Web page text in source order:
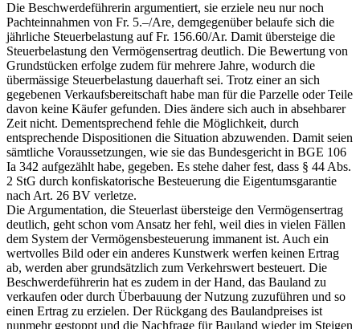
Die Beschwerdeführerin argumentiert, sie erziele neu nur noch
Pachteinnahmen von Fr. 5.–/Are, demgegenüber belaufe sich die
jährliche Steuerbelastung auf Fr. 156.60/Ar. Damit übersteige die
Steuerbelastung den Vermögensertrag deutlich. Die Bewertung von
Grundstücken erfolge zudem für mehrere Jahre, wodurch die
übermässige Steuerbelastung dauerhaft sei. Trotz einer an sich
gegebenen Verkaufsbereitschaft habe man für die Parzelle oder Teile
davon keine Käufer gefunden. Dies ändere sich auch in absehbarer
Zeit nicht. Dementsprechend fehle die Möglichkeit, durch
entsprechende Dispositionen die Situation abzuwenden. Damit seien
sämtliche Voraussetzungen, wie sie das Bundesgericht in BGE 106
Ia 342 aufgezählt habe, gegeben. Es stehe daher fest, dass § 44 Abs.
2 StG durch konfiskatorische Besteuerung die Eigentumsgarantie
nach Art. 26 BV verletze.
Die Argumentation, die Steuerlast übersteige den Vermögensertrag
deutlich, geht schon vom Ansatz her fehl, weil dies in vielen Fällen
dem System der Vermögensbesteuerung immanent ist. Auch ein
wertvolles Bild oder ein anderes Kunstwerk werfen keinen Ertrag
ab, werden aber grundsätzlich zum Verkehrswert besteuert. Die
Beschwerdeführerin hat es zudem in der Hand, das Bauland zu
verkaufen oder durch Überbauung der Nutzung zuzuführen und so
einen Ertrag zu erzielen. Der Rückgang des Baulandpreises ist
nunmehr gestoppt und die Nachfrage für Bauland wieder im Steigen